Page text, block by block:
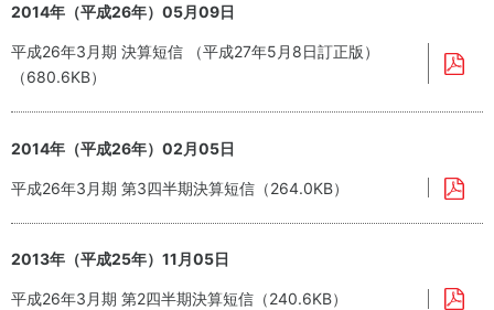
2014年（平成26年）05月09日
平成26年3月期 決算短信 （平成27年5月8日訂正版）
（680.6KB）
2014年（平成26年）02月05日
平成26年3月期 第3四半期決算短信（264.0KB）
2013年（平成25年）11月05日
平成26年3月期 第2四半期決算短信（240.6KB）